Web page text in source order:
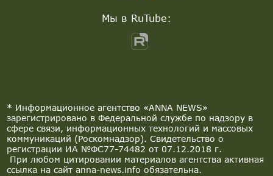
* Информационное агентство «ANNA NEWS»
зарегистрировано в Федеральной службе по надзору в
сфере связи, информационных технологий и массовых
коммуникаций (Роскомнадзор). Свидетельство о
регистрации ИА №ФС77-74482 от 07.12.2018 г.
При любом цитировании материалов агентства активная
ссылка на сайт anna-news.info обязательна.
Мы в RuTube: